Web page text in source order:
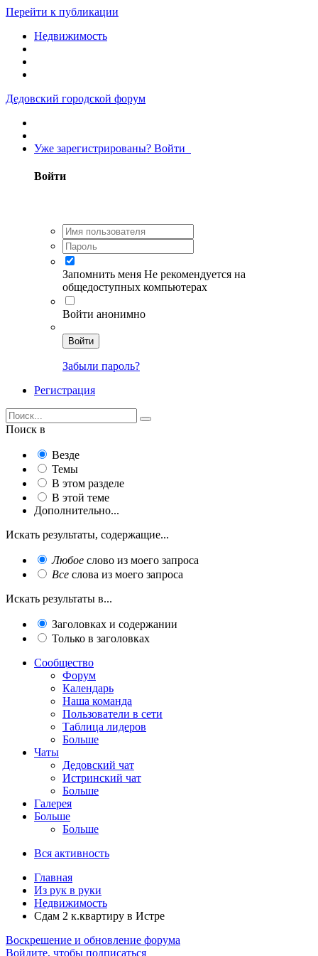
Перейти к публикации
Недвижимость
Дедовский городской форум
Уже зарегистрированы? Войти
Войти
Запомнить меня Не рекомендуется на
общедоступных компьютерах
Войти анонимно
Войти
Забыли пароль?
Регистрация
Поиск в
Везде
Темы
В этом разделе
В этой теме
Дополнительно...
Искать результаты, содержащие...
Любое слово из моего запроса
Все слова из моего запроса
Искать результаты в...
Заголовках и содержании
Только в заголовках
Сообщество
Форум
Календарь
Наша команда
Пользователи в сети
Таблица лидеров
Больше
Чаты
Дедовский чат
Истринский чат
Больше
Галерея
Больше
Больше
Вся активность
Главная
Из рук в руки
Недвижимость
Сдам 2 к.квартиру в Истре
Воскрешение и обновление форума
Войдите, чтобы подписаться